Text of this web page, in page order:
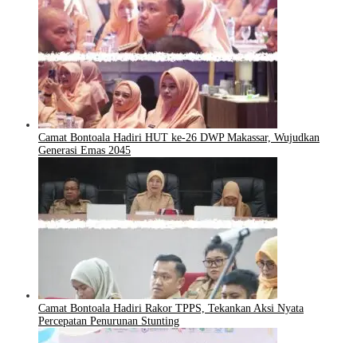
Camat Bontoala Hadiri HUT ke-26 DWP Makassar, Wujudkan
Generasi Emas 2045
Camat Bontoala Hadiri Rakor TPPS, Tekankan Aksi Nyata
Percepatan Penurunan Stunting